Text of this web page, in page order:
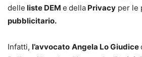
delle liste DEM e della Privacy per le
pubblicitario.
Infatti, l’avvocato Angela Lo Giudice